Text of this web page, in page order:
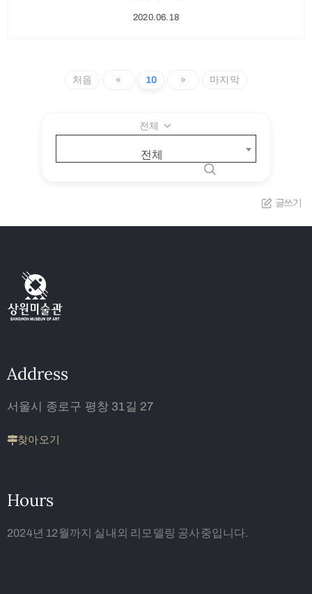
2020.06.18
처음 « 10 » 마지막
전체
전체
글쓰기
Address
서울시 종로구 평창 31길 27
찾아오기
Hours
2024년 12월까지 실내외 리모델링 공사중입니다.